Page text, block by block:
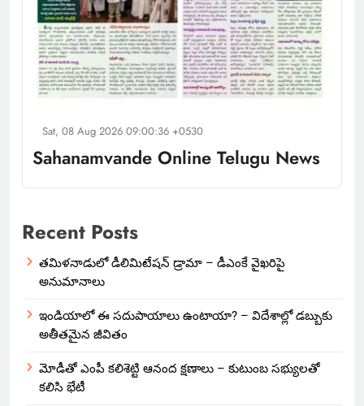
Sat, 08 Aug 2026 09:00:36 +0530
Sahanamvande Online Telugu News
Recent Posts
తమిళనాడులో డీలిమిటేషన్ డ్రామా – డీఎంకే వైఖరిపై
అనుమానాలు
ఇండియాలో‌ ఈ సదుపాయాలు ఉంటాయా? – విదేశాల్లో డబ్బుకు
అతీతమైన జీవితం
మోడీతో ఎంపీ కలిశెట్టి ఆనంద క్షణాలు – కుటుంబ సభ్యులతో
కలిసి భేటీ